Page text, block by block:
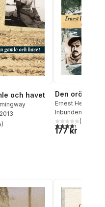
och havet
2013
Totalt antal röster:
)
Den orörda
Ernest
Inbunden
4,3utav 5(
177 kr